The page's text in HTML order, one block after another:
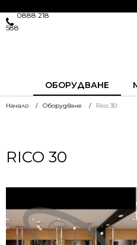
ОБОРУДВАНЕ
0888 218
588
Начало Оборудване Rico 30
RICO 30